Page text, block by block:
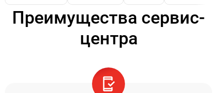
Преимущества сервис-
центра